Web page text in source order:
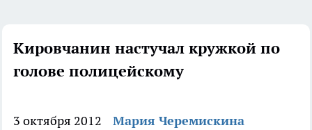
Кировчанин настучал кружкой по
голове полицейскому
3 октября 2012 Мария Черемискина